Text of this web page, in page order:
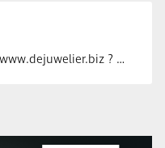
Uw vacature voor 4 weken op www.dejuwelier.biz ? Neem dan contact op met …